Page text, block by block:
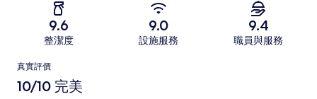
9.6
整潔度
9.0
設施服務
9.4
職員與服務
評
價
真實評價
10/10 完美